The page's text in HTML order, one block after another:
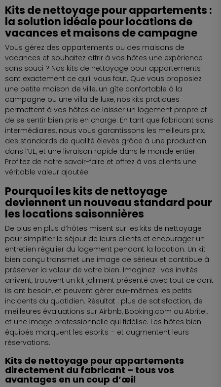
Kits de nettoyage pour appartements :
la solution idéale pour locations de
vacances et maisons de campagne
Vous gérez des appartements ou des maisons de
vacances et souhaitez offrir à vos hôtes une expérience
sans souci ? Nos kits de nettoyage pour appartements
sont exactement ce qu’il vous faut. Que vous proposiez
une petite maison de ville, un gîte confortable à la
campagne ou une villa de luxe, nos kits pratiques
permettent à vos hôtes de laisser un logement propre et
de se sentir bien pris en charge. En tant que fabricant sans
intermédiaires, nous vous garantissons les meilleurs prix,
des standards de qualité élevés grâce à une production
dans l’UE, et une livraison rapide dans le monde entier.
Profitez de notre savoir-faire et offrez à vos clients une
véritable valeur ajoutée.
Pourquoi les kits de nettoyage
deviennent un nouveau standard pour
les locations saisonnières
De plus en plus d’hôtes misent sur les kits de nettoyage
pour simplifier le séjour de leurs clients et encourager un
entretien régulier du logement pendant la location. Un kit
bien conçu transmet une image de sérieux et contribue à
préserver la valeur de votre bien. Imaginez : vos invités
arrivent, trouvent un kit joliment présenté avec tout ce dont
ils ont besoin, et peuvent gérer eux-mêmes les petits
incidents du quotidien. Résultat : plus de satisfaction, de
meilleures évaluations sur Airbnb, Booking.com ou Abritel,
et une image professionnelle qui fidélise. Les hôtes bien
équipés marquent les esprits – et augmentent leurs
réservations.
Kits de nettoyage pour appartements
directement du fabricant – tous vos
avantages en un coup d’œil